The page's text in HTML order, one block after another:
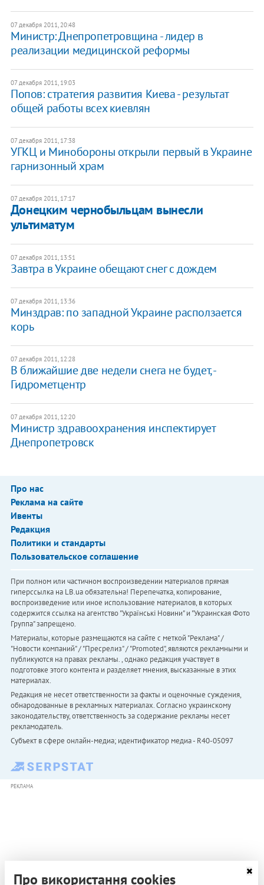
07 декабря 2011, 20:48
Министр: Днепропетровщина - лидер в
реализации медицинской реформы
07 декабря 2011, 19:03
Попов: стратегия развития Киева - результат
общей работы всех киевлян
07 декабря 2011, 17:38
УГКЦ и Минобороны открыли первый в Украине
гарнизонный храм
07 декабря 2011, 17:17
Донецким чернобыльцам вынесли
ультиматум
07 декабря 2011, 13:51
Завтра в Украине обещают снег с дождем
07 декабря 2011, 13:36
Минздрав: по западной Украине расползается
корь
07 декабря 2011, 12:28
В ближайшие две недели снега не будет, -
Гидрометцентр
07 декабря 2011, 12:20
Министр здравоохранения инспектирует
Днепропетровск
Про нас
Реклама на сайте
Ивенты
Редакция
Политики и стандарты
Пользовательское соглашение
При полном или частичном воспроизведении материалов прямая
гиперссылка на LB.ua обязательна! Перепечатка, копирование,
воспроизведение или иное использование материалов, в которых
содержится ссылка на агентство "Українськi Новини" и "Украинская Фото
Группа" запрещено.
Материалы, которые размещаются на сайте с меткой "Реклама" /
"Новости компаний" / "Пресрелиз" / "Promoted", являются рекламными и
публикуются на правах рекламы. , однако редакция участвует в
подготовке этого контента и разделяет мнения, высказанные в этих
материалах.
Редакция не несет ответственности за факты и оценочные суждения,
обнародованные в рекламных материалах. Согласно украинскому
законодательству, ответственность за содержание рекламы несет
рекламодатель.
Субъект в сфере онлайн-медиа; идентификатор медиа - R40-05097
РЕКЛАМА
Про використання cookies